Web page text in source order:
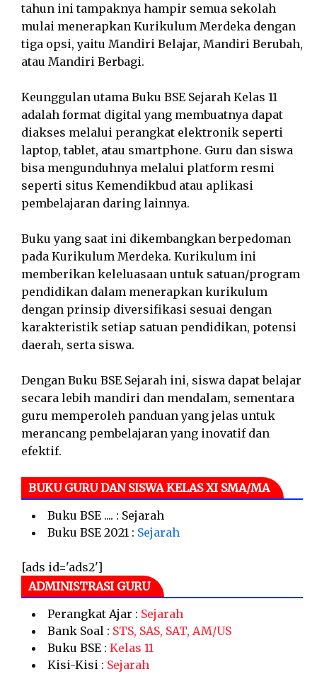
tahun ini tampaknya hampir semua sekolah
mulai menerapkan Kurikulum Merdeka dengan
tiga opsi, yaitu Mandiri Belajar, Mandiri Berubah,
atau Mandiri Berbagi.
Keunggulan utama Buku BSE Sejarah Kelas 11
adalah format digital yang membuatnya dapat
diakses melalui perangkat elektronik seperti
laptop, tablet, atau smartphone. Guru dan siswa
bisa mengunduhnya melalui platform resmi
seperti situs Kemendikbud atau aplikasi
pembelajaran daring lainnya.
Buku yang saat ini dikembangkan berpedoman
pada Kurikulum Merdeka. Kurikulum ini
memberikan keleluasaan untuk satuan/program
pendidikan dalam menerapkan kurikulum
dengan prinsip diversifikasi sesuai dengan
karakteristik setiap satuan pendidikan, potensi
daerah, serta siswa.
Dengan Buku BSE Sejarah ini, siswa dapat belajar
secara lebih mandiri dan mendalam, sementara
guru memperoleh panduan yang jelas untuk
merancang pembelajaran yang inovatif dan
efektif.
BUKU GURU DAN SISWA KELAS XI SMA/MA
Buku BSE .... : Sejarah
Buku BSE 2021 : Sejarah
[ads id='ads2']
ADMINISTRASI GURU
Perangkat Ajar : Sejarah
Bank Soal : STS, SAS, SAT, AM/US
Buku BSE : Kelas 11
Kisi-Kisi : Sejarah